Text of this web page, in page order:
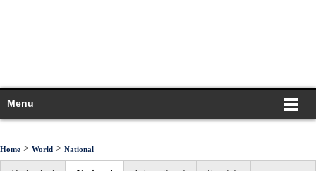
Menu
Home > World > National